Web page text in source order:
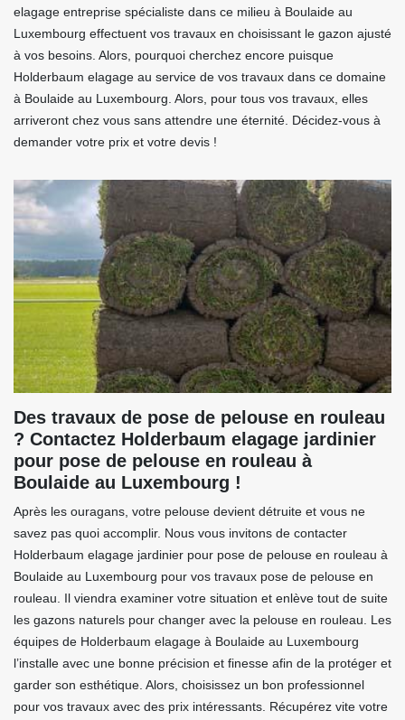
elagage entreprise spécialiste dans ce milieu à Boulaide au
Luxembourg effectuent vos travaux en choisissant le gazon ajusté
à vos besoins. Alors, pourquoi cherchez encore puisque
Holderbaum elagage au service de vos travaux dans ce domaine
à Boulaide au Luxembourg. Alors, pour tous vos travaux, elles
arriveront chez vous sans attendre une éternité. Décidez-vous à
demander votre prix et votre devis !
Des travaux de pose de pelouse en rouleau
? Contactez Holderbaum elagage jardinier
pour pose de pelouse en rouleau à
Boulaide au Luxembourg !
Après les ouragans, votre pelouse devient détruite et vous ne
savez pas quoi accomplir. Nous vous invitons de contacter
Holderbaum elagage jardinier pour pose de pelouse en rouleau à
Boulaide au Luxembourg pour vos travaux pose de pelouse en
rouleau. Il viendra examiner votre situation et enlève tout de suite
les gazons naturels pour changer avec la pelouse en rouleau. Les
équipes de Holderbaum elagage à Boulaide au Luxembourg
l’installe avec une bonne précision et finesse afin de la protéger et
garder son esthétique. Alors, choisissez un bon professionnel
pour vos travaux avec des prix intéressants. Récupérez vite votre